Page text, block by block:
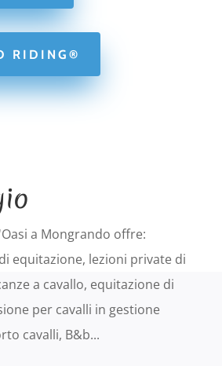
RIDING®
a Mongrando offre:
equitazione, lezioni private di
a cavallo, equitazione di
per cavalli in gestione
cavalli, B&b...